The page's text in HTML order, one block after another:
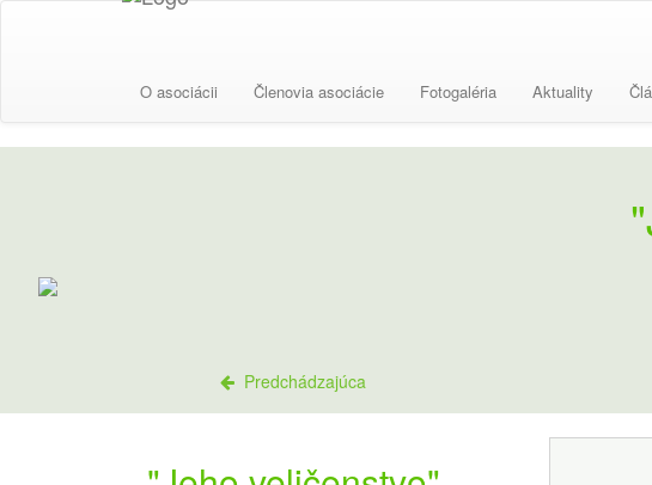
O asociácii Členovia asociácie Fotogaléria Aktuality
Predchádzajúca